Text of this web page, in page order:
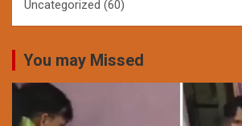
Uncategorized (60)
You may Missed